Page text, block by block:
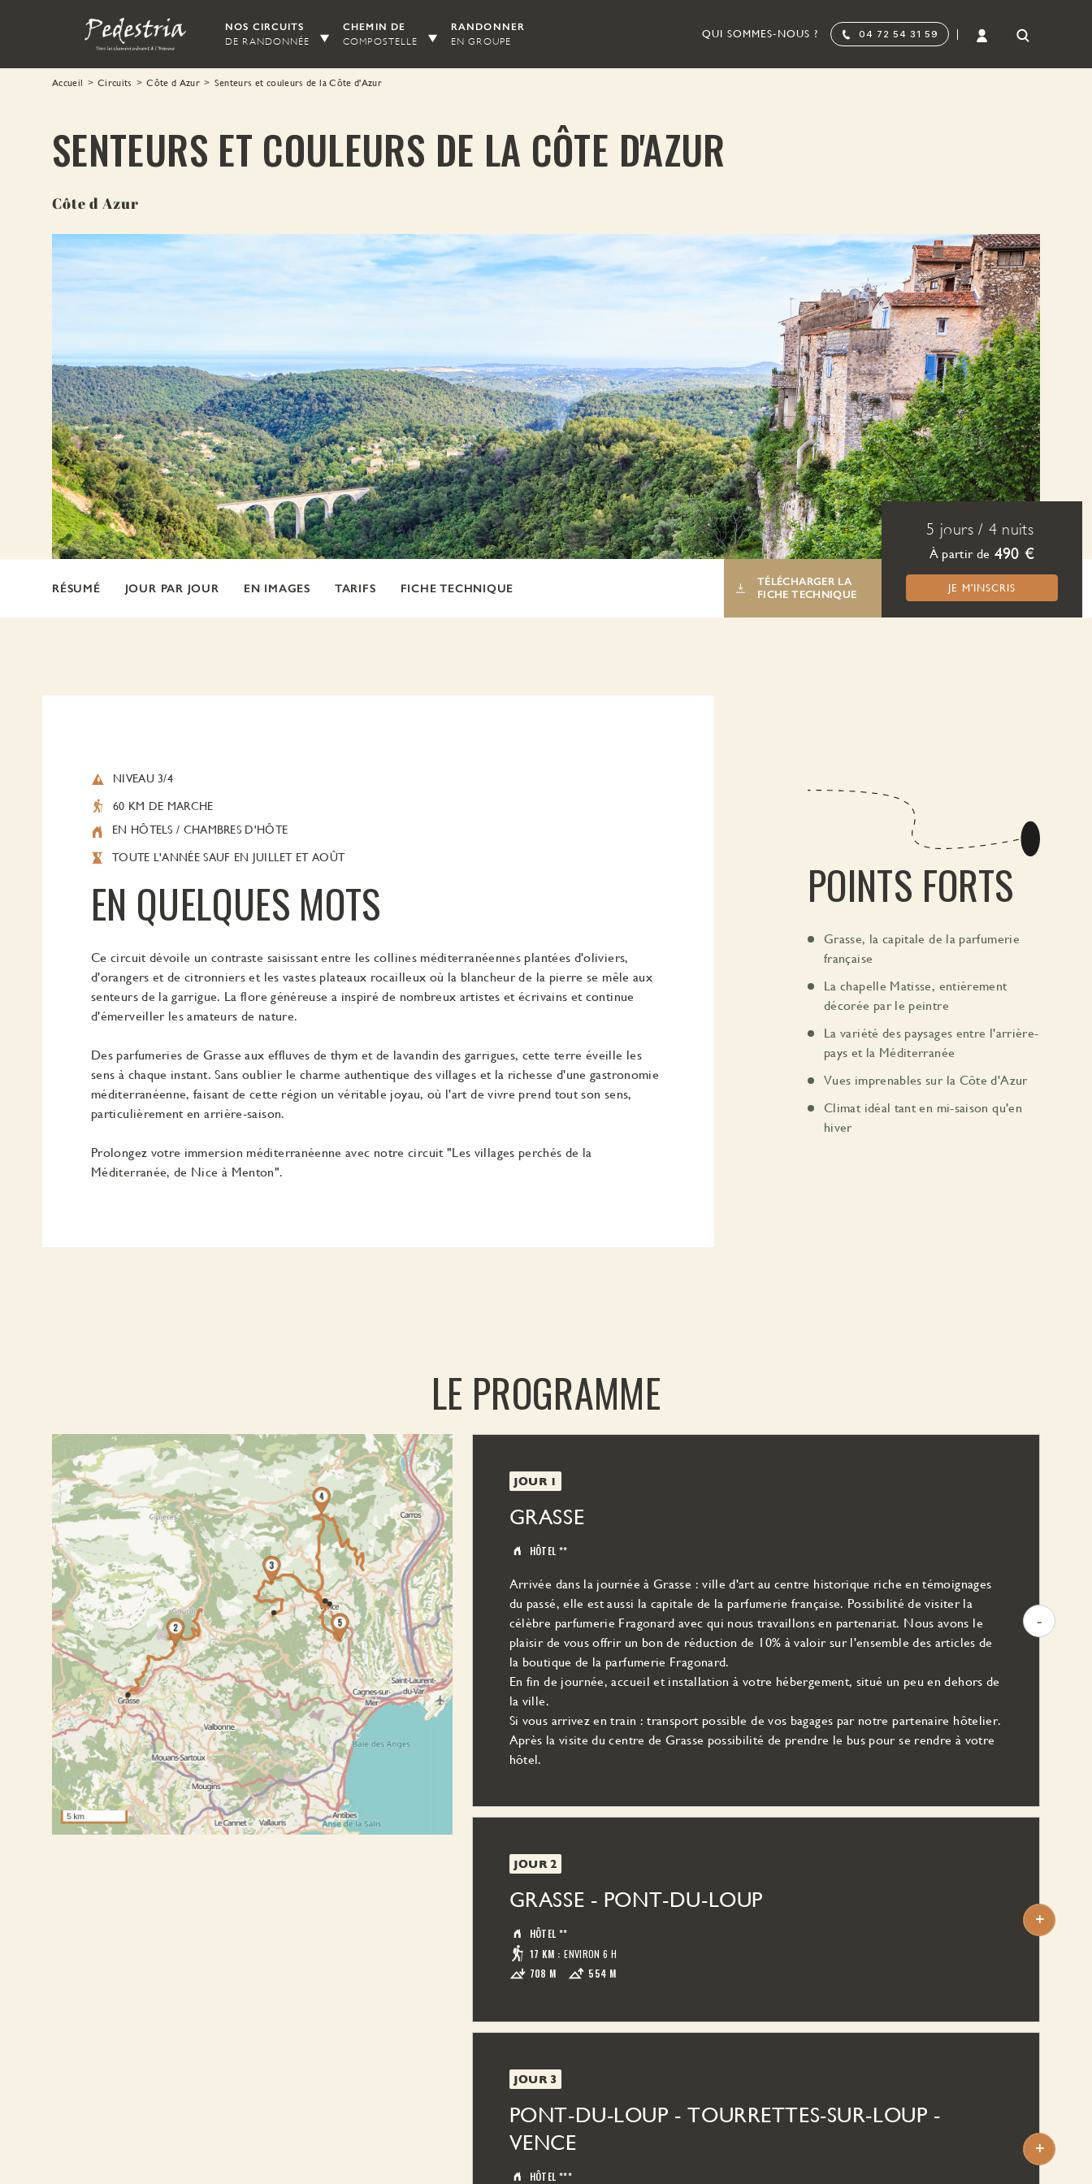
NOS CIRCUITS
DE RANDONNÉE
CHEMIN DE
COMPOSTELLE
RANDONNER
EN GROUPE
QUI SOMMES-NOUS ? 04 72 54 31 59
Accueil Circuits Côte d Azur Senteurs et couleurs de la Côte d'Azur
SENTEURS ET COULEURS DE LA CÔTE D'AZUR
Côte d Azur
RÉSUMÉ JOUR PAR JOUR EN IMAGES TARIFS FICHE TECHNIQUE
TÉLÉCHARGER LA
FICHE TECHNIQUE
5 jours / 4 nuits
À partir de 490 €
JE M'INSCRIS
NIVEAU 3/4
60 KM DE MARCHE
EN HÔTELS / CHAMBRES D'HÔTE
TOUTE L'ANNÉE SAUF EN JUILLET ET AOÛT
EN QUELQUES MOTS
Ce circuit dévoile un contraste saisissant entre les collines méditerranéennes plantées d'oliviers,
d'orangers et de citronniers et les vastes plateaux rocailleux où la blancheur de la pierre se mêle aux
senteurs de la garrigue. La flore généreuse a inspiré de nombreux artistes et écrivains et continue
d'émerveiller les amateurs de nature.
Des parfumeries de Grasse aux effluves de thym et de lavandin des garrigues, cette terre éveille les
sens à chaque instant. Sans oublier le charme authentique des villages et la richesse d'une gastronomie
méditerranéenne, faisant de cette région un véritable joyau, où l'art de vivre prend tout son sens,
particulièrement en arrière-saison.
Prolongez votre immersion méditerranéenne avec notre circuit "Les villages perchés de la
Méditerranée, de Nice à Menton".
POINTS FORTS
Grasse, la capitale de la parfumerie
française
La chapelle Matisse, entièrement
décorée par le peintre
La variété des paysages entre l'arrière-
pays et la Méditerranée
Vues imprenables sur la Côte d'Azur
Climat idéal tant en mi-saison qu'en
hiver
LE PROGRAMME
-
JOUR 1
GRASSE
HÔTEL **
Arrivée dans la journée à Grasse : ville d'art au centre historique riche en témoignages
du passé, elle est aussi la capitale de la parfumerie française. Possibilité de visiter la
célèbre parfumerie Fragonard avec qui nous travaillons en partenariat. Nous avons le
plaisir de vous offrir un bon de réduction de 10% à valoir sur l'ensemble des articles de
la boutique de la parfumerie Fragonard.
En fin de journée, accueil et installation à votre hébergement, situé un peu en dehors de
la ville.
Si vous arrivez en train : transport possible de vos bagages par notre partenaire hôtelier.
Après la visite du centre de Grasse possibilité de prendre le bus pour se rendre à votre
hôtel.
+
JOUR 2
GRASSE - PONT-DU-LOUP
HÔTEL **
17 KM : ENVIRON 6 H
708 M
554 M
hauteurs de Grasse pour poursuivre en balcon. Il redescend d'abord vers le charmant
+
JOUR 3
PONT-DU-LOUP - TOURRETTES-SUR-LOUP -
VENCE
HÔTEL ***